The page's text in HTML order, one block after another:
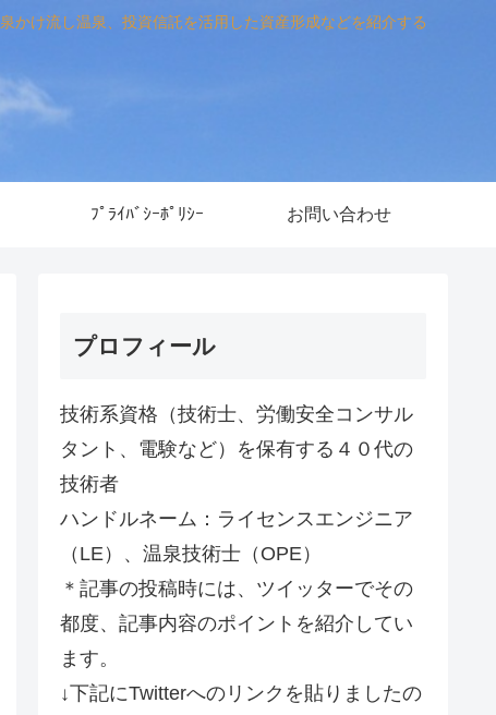
かけ流し温泉、投資信託を活用した資産形成などを紹介する
ﾌﾟﾗｲﾊﾞｼｰﾎﾟﾘｼｰ お問い合わせ
プロフィール
技術系資格（技術士、労働安全コンサル
タント、電験など）を保有する４０代の
技術者
ハンドルネーム：ライセンスエンジニア
（LE）、温泉技術士（OPE）
＊記事の投稿時には、ツイッターでその
都度、記事内容のポイントを紹介してい
ます。
↓下記にTwitterへのリンクを貼りましたの